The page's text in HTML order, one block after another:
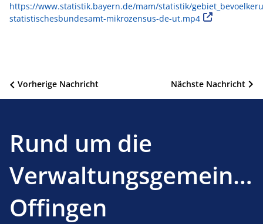
https://www.statistik.bayern.de/mam/statistik/
statistischesbundesamt-mikrozensus-de-ut.mp4
Beitragsnavigation Nächste Nachricht
Vorherige Nachricht
Rund um die
Offingen